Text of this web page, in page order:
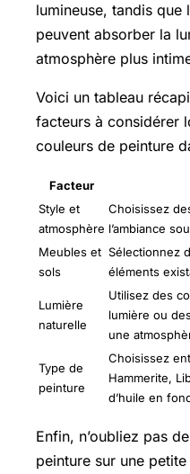
lumineuse, tandis que
peuvent absorber la
atmosphère plus
Voici un tableau
facteurs à considérer
couleurs de peinture
Facteur
Style et
atmosphère
Choisissez
l’ambiance
Meubles et
sols
Sélectionnez
éléments
Lumière
naturelle
Utilisez des
lumière ou
une
Type de
peinture
Choisissez
Hammerite,
d’huile en
Enfin, n’oubliez pas
peinture sur une